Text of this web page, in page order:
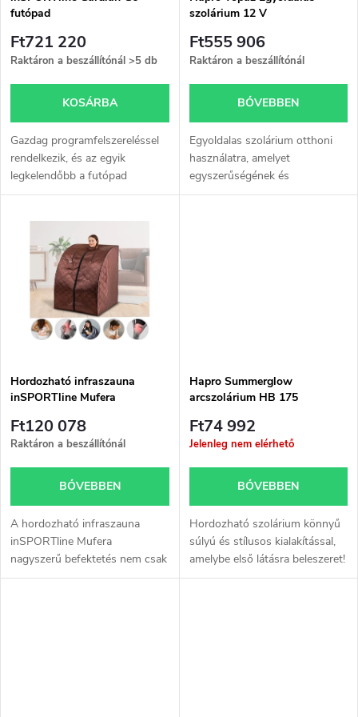
e
k
r
e
n
s
e
k
e
l
i
a
futópad
Ft721 220
Raktáron a beszállítónál >5 db
KOSÁRBA
Gazdag programfelszereléssel
rendelkezik, és az egyik
legkelendőbb a futópad
szekcióban.
szolárium 12 V
Ft555 906
Raktáron a beszállítónál
BŐVEBBEN
Egyoldalas szolárium otthoni
használatra, amelyet
egyszerűségének és
praktikumának köszönhetően
Hordozható infraszauna
inSPORTline Mufera
Ft120 078
Raktáron a beszállítónál
BŐVEBBEN
A hordozható infraszauna
inSPORTline Mufera
nagyszerű befektetés nem csak
a kikapcsolódásba, hanem az
Hapro Summerglow
arcszolárium HB 175
Ft74 992
Jelenleg nem elérhető
BŐVEBBEN
Hordozható szolárium könnyű
súlyú és stílusos kialakítással,
amelybe első látásra beleszeret!